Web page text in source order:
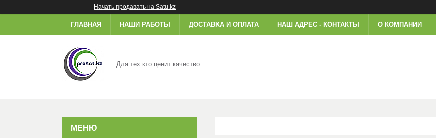
Начать продавать на Satu.kz
ГЛАВНАЯ НАШИ РАБОТЫ ДОСТАВКА И ОПЛАТА НАШ АДРЕС - КОНТАКТЫ О КОМПАНИИ
Для тех кто ценит качество